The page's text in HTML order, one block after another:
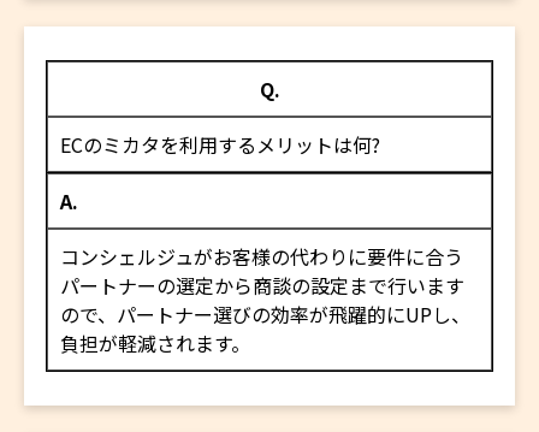
Q.
ECのミカタを利用するメリットは何?
A.
コンシェルジュがお客様の代わりに要件に合う
パートナーの選定から商談の設定まで行います
ので、パートナー選びの効率が飛躍的にUPし、
負担が軽減されます。